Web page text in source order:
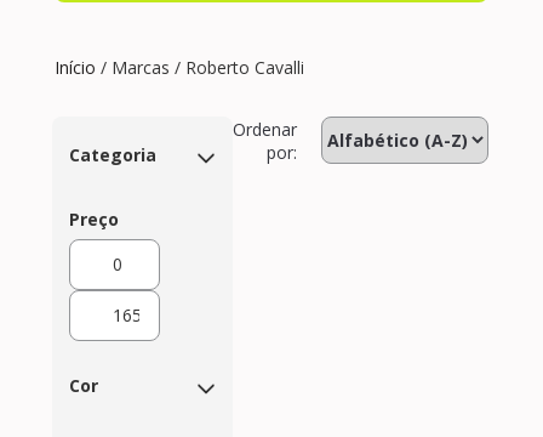
Início / Marcas / Roberto Cavalli
Categoria
Preço
Cor
Ordenar
por: